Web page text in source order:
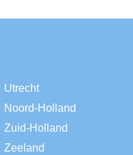
Utrecht
Noord-Holland
Zuid-Holland
Zeeland